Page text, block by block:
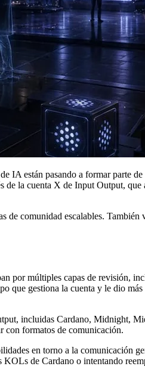
IA están pasando a formar parte
de la cuenta X de Input Output, que
de comunidad escalables. También
por múltiples capas de revisión,
que gestiona la cuenta y le dio
incluidas Cardano, Midnight,
con formatos de comunicación.
en torno a la comunicación
de Cardano o intentando